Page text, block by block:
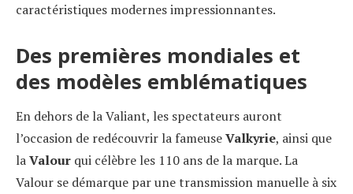
caractéristiques modernes impressionnantes.
Des premières mondiales et
des modèles emblématiques
En dehors de la Valiant, les spectateurs auront
l’occasion de redécouvrir la fameuseValkyrie, ainsi que
laValour qui célèbre les 110 ans de la marque. La
Valour se démarque par une transmission manuelle à six